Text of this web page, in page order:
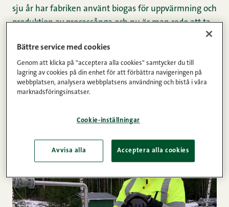
sju år har fabriken använt biogas för uppvärmning och
produktion av processånga och nu är man redo att ta
– Det är absolut ingen nackdel i dessa tider att vi
förlitar oss på en energiform som produceras
regionalt, tvärtom, konstaterar Snellman.
Bättre service med cookies
Genom att klicka på "acceptera alla cookies" samtycker du till
lagring av cookies på din enhet för att förbättra navigeringen på
webbplatsen, analysera webbplatsens användning och bistå i våra
marknadsföringsinsatser.
Cookie-inställningar
Avvisa alla Acceptera alla cookies